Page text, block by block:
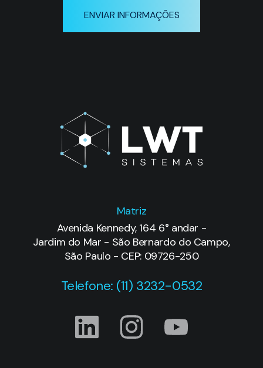
ENVIAR INFORMAÇÕES
Matriz
Avenida Kennedy, 164 6° andar -
Jardim do Mar - São Bernardo do Campo,
São Paulo - CEP: 09726-250
Telefone: (11) 3232-0532